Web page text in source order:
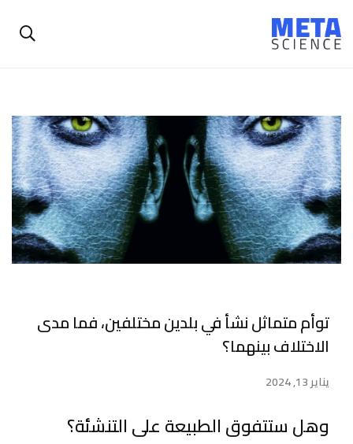
توأم متماثل نشأ في بلدين مختلفين، فما مدى
الاختلاف بينهما؟
يناير 13, 2024
وهل ستتفوق الطبيعة على التنشئة؟